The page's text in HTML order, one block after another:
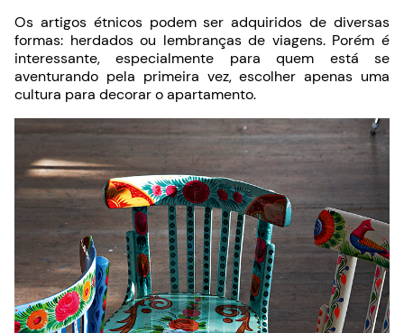
Os artigos étnicos podem ser adquiridos de diversas
formas: herdados ou lembranças de viagens. Porém é
interessante, especialmente para quem está se
aventurando pela primeira vez, escolher apenas uma
cultura para decorar o apartamento.